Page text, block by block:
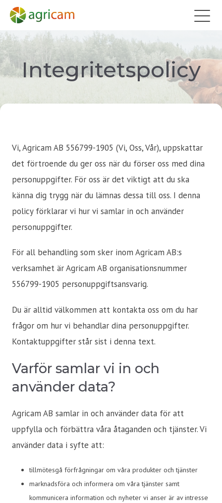
Integritetspolicy
Vi, Agricam AB 556799-1905 (Vi, Oss, Vår), uppskattar
det förtroende du ger oss när du förser oss med dina
personuppgifter. För oss är det viktigt att du ska
känna dig trygg när du lämnas dessa till oss. I denna
policy förklarar vi hur vi samlar in och använder
personuppgifter.
För all behandling som sker inom Agricam AB:s
verksamhet är Agricam AB organisationsnummer
556799-1905 personuppgiftsansvarig.
Du är alltid välkommen att kontakta oss om du har
frågor om hur vi behandlar dina personuppgifter.
Kontaktuppgifter står sist i denna text.
Varför samlar vi in och
använder data?
Agricam AB samlar in och använder data för att
uppfylla och förbättra våra åtaganden och tjänster. Vi
använder data i syfte att:
tillmötesgå förfrågningar om våra produkter och tjänster
marknadsföra och informera om våra tjänster samt
kommunicera information och nyheter vi anser är av intresse